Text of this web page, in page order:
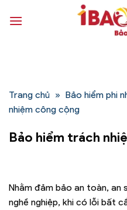
qua
Trang chủ » Bảo hiểm phi
nhiệm công cộng
Bảo hiểm trách
Nhằm đảm bảo an toàn, an
nghề nghiệp, khi có lỗi bất